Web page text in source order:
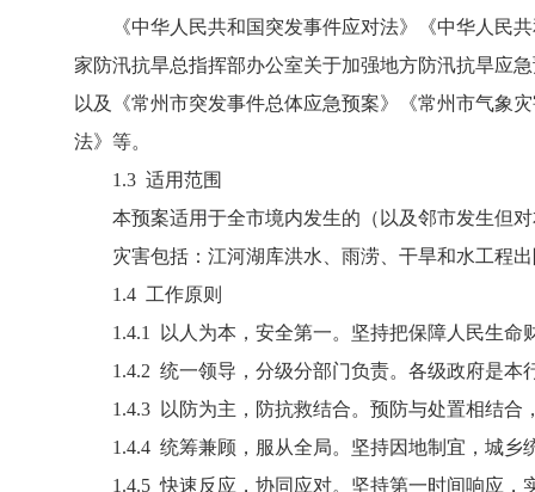
《中华人民共和国突发事件应对法》《中华人民共
家防汛抗旱总指挥部办公室关于加强地方防汛抗旱应
以及《常州市突发事件总体应急预案》《常州市气象
法》等。
1.3 适用范围
本预案适用于全市境内发生的（以及邻市发生但对
灾害包括：江河湖库洪水、雨涝、干旱和水工程出
1.4 工作原则
1.4.1 以人为本，安全第一。坚持把保障人民生命
1.4.2 统一领导，分级分部门负责。各级政府是本
1.4.3 以防为主，防抗救结合。预防与处置相结合
1.4.4 统筹兼顾，服从全局。坚持因地制宜，城乡
1.4.5 快速反应，协同应对。坚持第一时间响应，